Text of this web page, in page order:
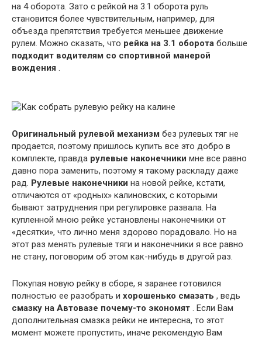
на 4 оборота. Зато с рейкой на 3.1 оборота руль
становится более чувствительным, например, для
объезда препятствия требуется меньшее движение
рулем. Можно сказать, что рейка на 3.1 оборота больше
подходит водителям со спортивной манерой
вождения
Оригинальный рулевой механизм без рулевых тяг не
продается, поэтому пришлось купить все это добро в
комплекте, правда рулевые наконечники мне все равно
давно пора заменить, поэтому я такому раскладу даже
рад. Рулевые наконечники на новой рейке, кстати,
отличаются от «родных» калиновских, с которыми
бывают затруднения при регулировке развала. На
купленной мною рейке установлены наконечники от
«десятки», что лично меня здорово порадовало. Но на
этот раз менять рулевые тяги и наконечники я все равно
не стану, поговорим об этом как-нибудь в другой раз.
Покупая новую рейку в сборе, я заранее готовился
полностью ее разобрать и хорошенько смазать , ведь
смазку на Автовазе почему-то экономят . Если Вам
дополнительная смазка рейки не интересна, то этот
момент можете пропустить, иначе рекомендую Вам